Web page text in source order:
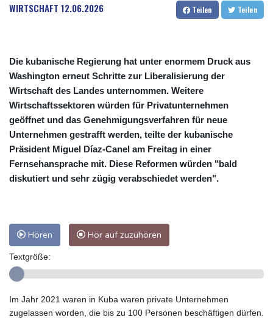
WIRTSCHAFT 12.06.2026 Teilen Teilen
Die kubanische Regierung hat unter enormem Druck aus
Washington erneut Schritte zur Liberalisierung der
Wirtschaft des Landes unternommen. Weitere
Wirtschaftssektoren würden für Privatunternehmen
geöffnet und das Genehmigungsverfahren für neue
Unternehmen gestrafft werden, teilte der kubanische
Präsident Miguel Díaz-Canel am Freitag in einer
Fernsehansprache mit. Diese Reformen würden "bald
diskutiert und sehr zügig verabschiedet werden".
Hören Hör auf zuzuhören
Textgröße:
Im Jahr 2021 waren in Kuba waren private Unternehmen
zugelassen worden, die bis zu 100 Personen beschäftigen dürfen.